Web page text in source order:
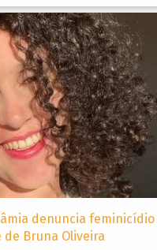
denuncia feminicídio
Bruna Oliveira